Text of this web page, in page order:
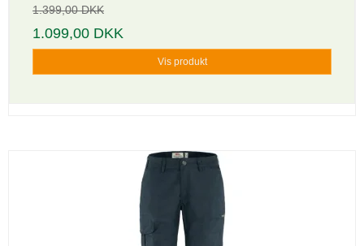
1.399,00 DKK
1.099,00 DKK
Vis produkt